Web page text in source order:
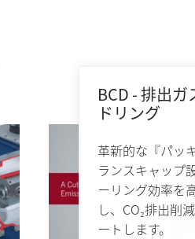
BCD - 排出
ドリング
革新的な『パッ
ランスキャップ
ーリング効率を
し、CO₂排出削
ートします。